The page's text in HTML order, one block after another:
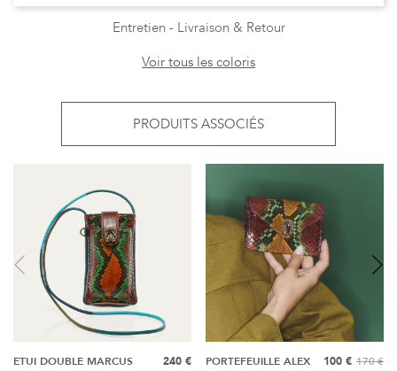
Entretien
Livraison & Retour
Voir tous les coloris
PRODUITS ASSOCIÉS
ETUI DOUBLE MARCUS
240 €
PORTEFEUILLE ALEX
100 € 170 €